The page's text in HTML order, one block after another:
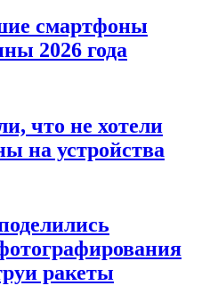
смартфоны
2026 года
что не хотели
на устройства
ракеты